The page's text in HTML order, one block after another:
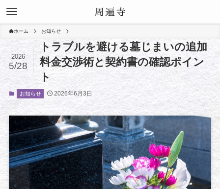
ホーム お知らせ
トラブルを避ける墓じまいの追加
料金交渉術と契約書の確認ポイン
ト
2026
5/28
お知らせ 2026年6月3日